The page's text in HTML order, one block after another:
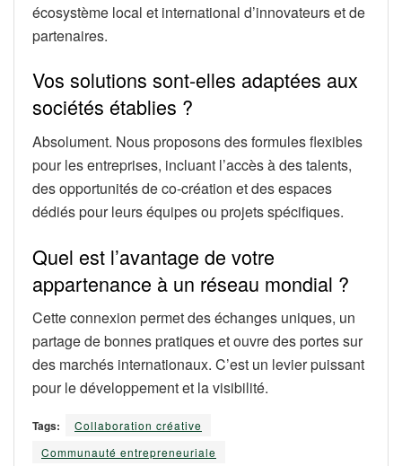
écosystème local et international d’innovateurs et de
partenaires.
Vos solutions sont-elles adaptées aux
sociétés établies ?
Absolument. Nous proposons des formules flexibles
pour les entreprises, incluant l’accès à des talents,
des opportunités de co-création et des espaces
dédiés pour leurs équipes ou projets spécifiques.
Quel est l’avantage de votre
appartenance à un réseau mondial ?
Cette connexion permet des échanges uniques, un
partage de bonnes pratiques et ouvre des portes sur
des marchés internationaux. C’est un levier puissant
pour le développement et la visibilité.
Tags:
Collaboration créative
Communauté entrepreneuriale